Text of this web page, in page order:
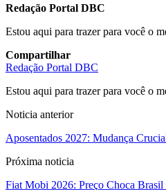
Redação Portal DBC
Estou aqui para trazer para você o
Compartilhar
Redação Portal DBC
Estou aqui para trazer para você o
Noticia anterior
Aposentados 2027: Mudança
Próxima noticia
Fiat Mobi 2026: Preço Choca